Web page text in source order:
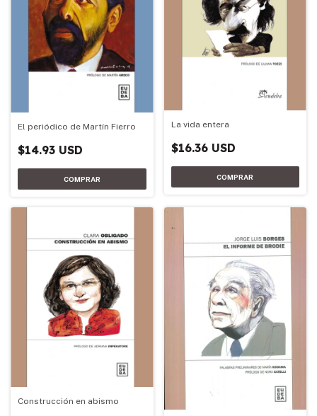
El periódico de Martín Fierro
$14.93 USD
La vida entera
$16.36 USD
Construcción en abismo